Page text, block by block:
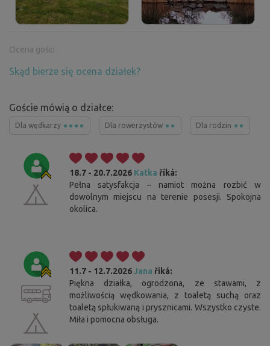
Ocena gości
Skąd bierze się ocena działek?
Goście mówią o działce:
Dla wędkarzy Dla rowerzystów Dla rodzin
18.7 - 20.7.2026 Katka říká:
Pełna satysfakcja – namiot można rozbić w
dowolnym miejscu na terenie posesji. Spokojna
okolica.
11.7 - 12.7.2026Jana říká:
Piękna działka, ogrodzona, ze stawami, z
możliwością wędkowania, z toaletą suchą oraz
toaletą spłukiwaną i prysznicami. Wszystko czyste.
Miła i pomocna obsługa.